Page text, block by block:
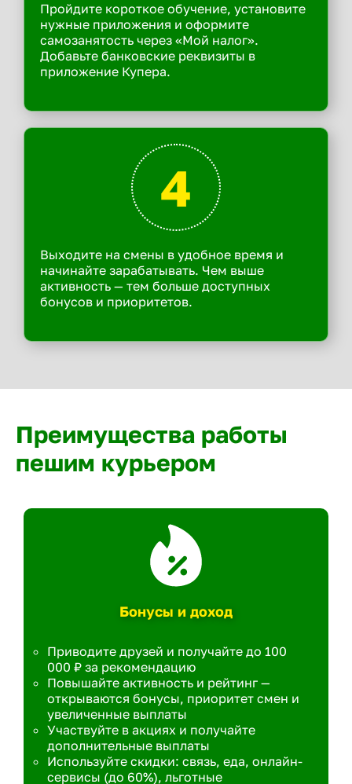
Пройдите короткое обучение, установите
нужные приложения и оформите
самозанятость через «Мой налог».
Добавьте банковские реквизиты в
приложение Купера.
4
Выходите на смены в удобное время и
начинайте зарабатывать. Чем выше
активность — тем больше доступных
бонусов и приоритетов.
Преимущества работы
пешим курьером
Бонусы и доход
Приводите друзей и получайте до 100
000 ₽ за рекомендацию
Повышайте активность и рейтинг —
открываются бонусы, приоритет смен и
увеличенные выплаты
Участвуйте в акциях и получайте
дополнительные выплаты
Используйте скидки: связь, еда, онлайн-
сервисы (до 60%), льготные